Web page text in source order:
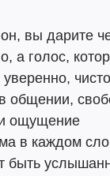
вы дарите
а голос,
общении,
ощущение
в каждом
быть